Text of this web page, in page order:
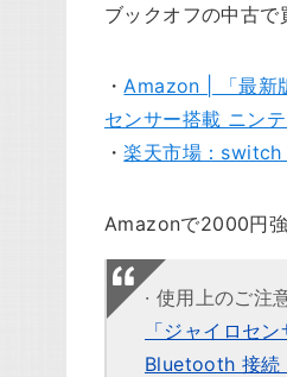
ブックオフの中古で
・ Amazon | 「最新
センサー搭載 ニン
・楽天市場：
Amazonで2000円
· 使用上のご注
「ジャイロセ
Bluetooth 接続